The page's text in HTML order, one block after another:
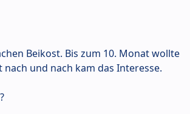
Beikost. Bis zum 10. Monat wollte
nach und nach kam das Interesse.